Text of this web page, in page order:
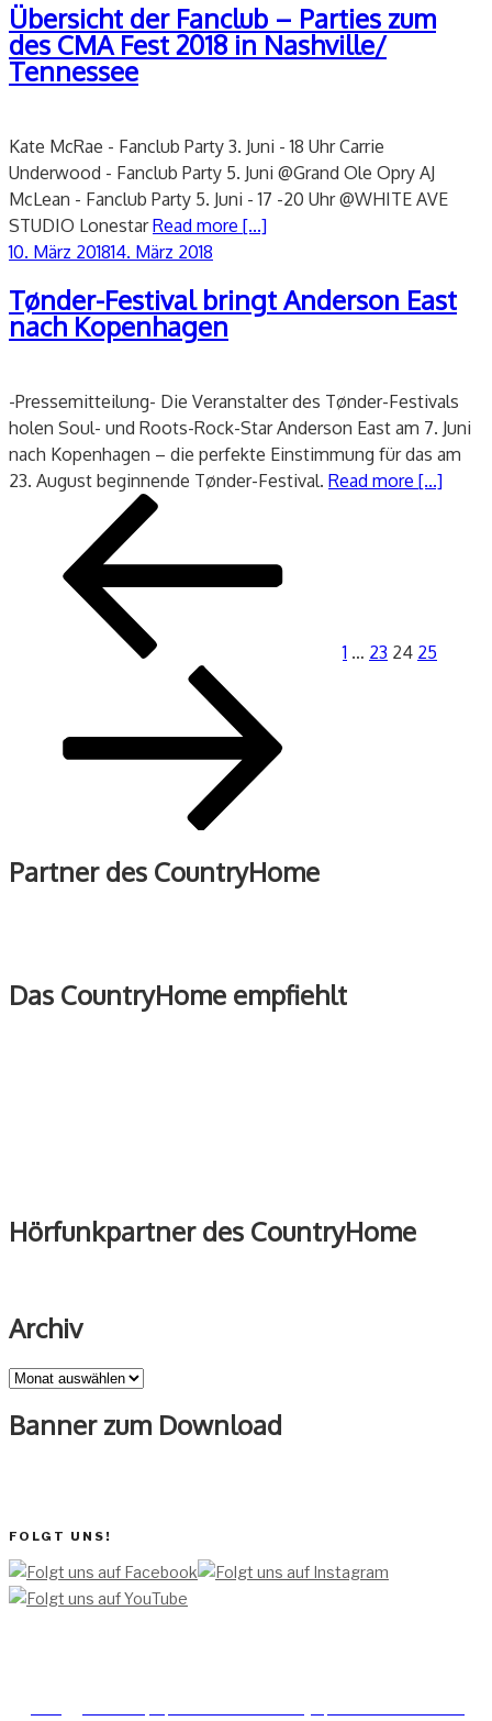
Übersicht der Fanclub – Parties zum
des CMA Fest 2018 in Nashville/
Tennessee
Kate McRae - Fanclub Party 3. Juni - 18 Uhr Carrie
Underwood - Fanclub Party 5. Juni @Grand Ole Opry AJ
McLean - Fanclub Party 5. Juni - 17 -20 Uhr @WHITE AVE
STUDIO LonestarRead more [...]
Veröffentlicht
10. März 201814. März 2018
Tønder-Festival bringt Anderson East
nach Kopenhagen
-Pressemitteilung- Die Veranstalter des Tønder-Festivals
holen Soul- und Roots-Rock-Star Anderson East am 7. Juni
nach Kopenhagen – die perfekte Einstimmung für das am
23. August beginnende Tønder-Festival. Read more [...]
Seitennummerierung
Beiträge
1 … 23 24 25
Partner des CountryHome
Das CountryHome empfiehlt
Hörfunkpartner des CountryHome
Archiv
Archiv
Banner zum Download
FOLGT UNS!